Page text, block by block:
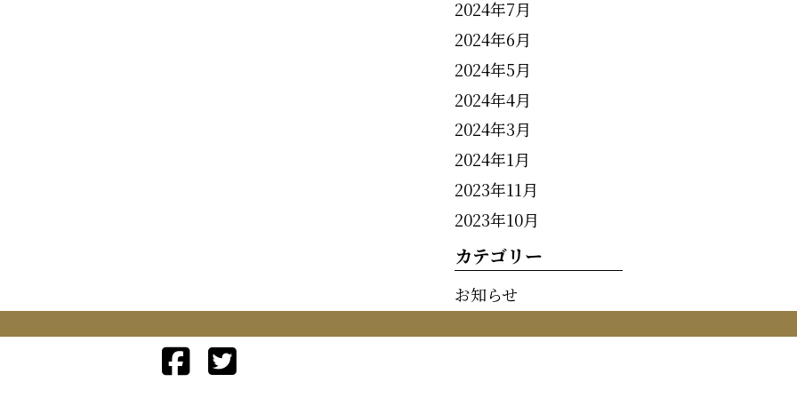
2024年7月
2024年6月
2024年5月
2024年4月
2024年3月
2024年1月
2023年11月
2023年10月
カテゴリー
お知らせ